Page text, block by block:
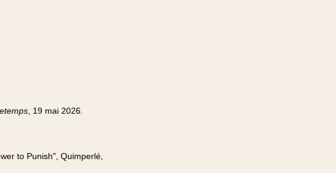
, 19 mai 2026.
to Punish", Quimperlé,